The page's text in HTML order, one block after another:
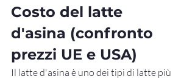
Costo del latte
d'asina (confronto
prezzi UE e USA)
Il latte d'asina è uno dei tipi di latte più